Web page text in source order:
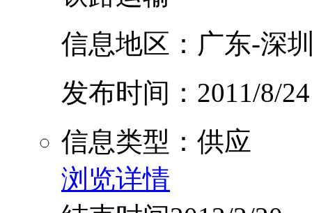
信息地区：广东-深
发布时间：2011/8/24
信息类型：供应
浏览详情